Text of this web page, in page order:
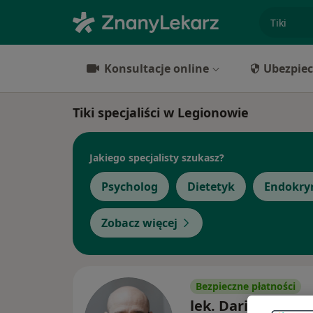
Konsultacje online
Tiki specjaliści w Legionowie
Jakiego specjalisty szukasz?
Psycholog Dietetyk
Zobacz więcej
Bezpieczne płatności
lek. Dariusz